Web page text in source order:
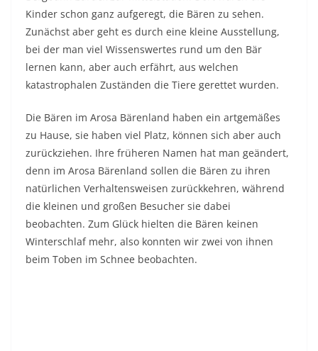
Kinder schon ganz aufgeregt, die Bären zu sehen.
Zunächst aber geht es durch eine kleine Ausstellung,
bei der man viel Wissenswertes rund um den Bär
lernen kann, aber auch erfährt, aus welchen
katastrophalen Zuständen die Tiere gerettet wurden.
Die Bären im Arosa Bärenland haben ein artgemäßes
zu Hause, sie haben viel Platz, können sich aber auch
zurückziehen. Ihre früheren Namen hat man geändert,
denn im Arosa Bärenland sollen die Bären zu ihren
natürlichen Verhaltensweisen zurückkehren, während
die kleinen und großen Besucher sie dabei
beobachten. Zum Glück hielten die Bären keinen
Winterschlaf mehr, also konnten wir zwei von ihnen
beim Toben im Schnee beobachten.